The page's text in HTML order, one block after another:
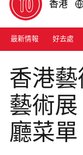
香港
最新情報 好去處
Photograph:
香港藝
藝術
廳菜單